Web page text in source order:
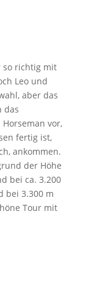
so richtig mit
Leo und
aber das
das
vor,
fertig ist,
ankommen.
der Höhe
bei ca. 3.200
bei 3.300 m
Tour mit